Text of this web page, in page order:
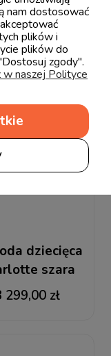
dziecięca
szara
299,00 zł
nam dostosować
plików i
plików do
zgody".
naszej Polityce